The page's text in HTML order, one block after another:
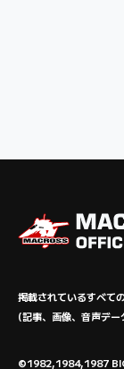
掲載されているすべて
(記事、画像、音声デー
©1982,1984,1987